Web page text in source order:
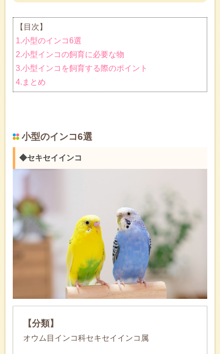
【目次】
1.小型のインコ6選
2.小型インコの飼育に必要な物
3.小型インコを飼育する際のポイント
4.まとめ
小型のインコ6選
◆セキセイインコ
【分類】
オウム目インコ科セキセイインコ属